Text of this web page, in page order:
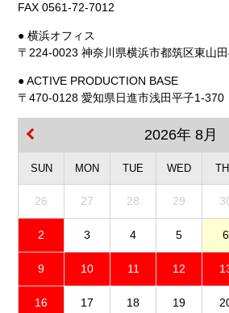
FAX 0561-72-7012
● 横浜オフィス
〒224-0023 神奈川県横浜市都筑区東山
● ACTIVE PRODUCTION BASE
〒470-0128 愛知県日進市浅田平子1-370
2026年 8月
SUN MON TUE WED
26 27 28 29
2 3 4 5 6
9 10 11 12
16 17 18 19